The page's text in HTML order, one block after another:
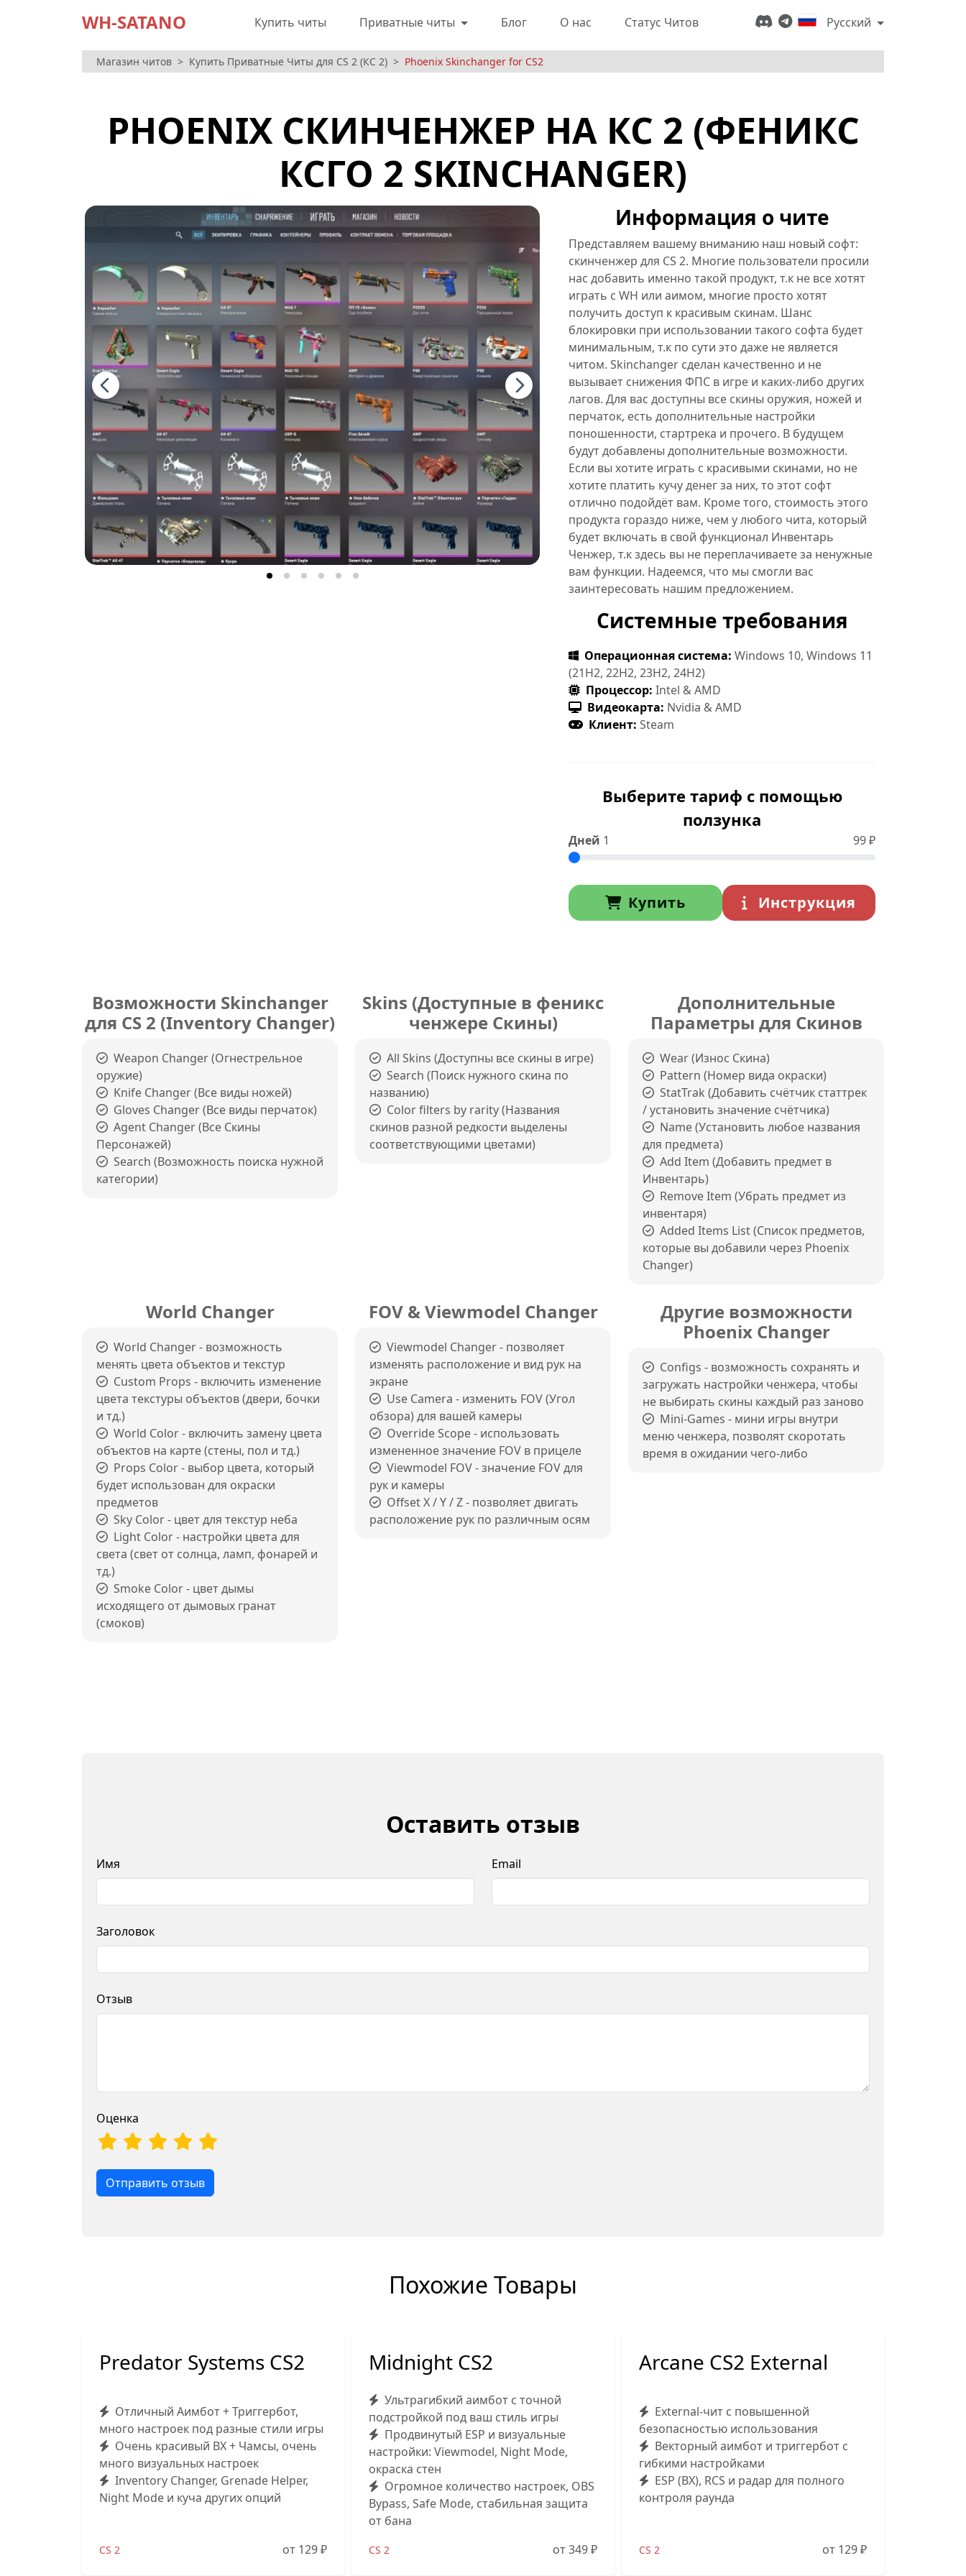
WH-SATANO Купить читы Приватные читы Блог О нас Статус Читов Русский
Магазин читов Купить Приватные Читы для CS 2 (КС 2) Phoenix Skinchanger for CS2
PHOENIX СКИНЧЕНЖЕР НА КС 2 (ФЕНИКС
КСГО 2 SKINCHANGER)
Информация о чите
Представляем вашему вниманию наш новый софт:
скинченжер для CS 2. Многие пользователи просили
нас добавить именно такой продукт, т.к не все хотят
играть с WH или аимом, многие просто хотят
получить доступ к красивым скинам. Шанс
блокировки при использовании такого софта будет
минимальным, т.к по сути это даже не является
читом. Skinchanger сделан качественно и не
вызывает снижения ФПС в игре и каких-либо других
лагов. Для вас доступны все скины оружия, ножей и
перчаток, есть дополнительные настройки
поношенности, стартрека и прочего. В будущем
будут добавлены дополнительные возможности.
Если вы хотите играть с красивыми скинами, но не
хотите платить кучу денег за них, то этот софт
отлично подойдёт вам. Кроме того, стоимость этого
продукта гораздо ниже, чем у любого чита, который
будет включать в свой функционал Инвентарь
Ченжер, т.к здесь вы не переплачиваете за ненужные
вам функции. Надеемся, что мы смогли вас
заинтересовать нашим предложением.
Системные требования
Операционная система: Windows 10, Windows 11
(21H2, 22H2, 23H2, 24H2)
Процессор: Intel & AMD
Видеокарта: Nvidia & AMD
Клиент: Steam
Выберите тариф с помощью
ползунка
Дней 1 99₽
Купить Инструкция
Возможности Skinchanger
для CS 2 (Inventory Changer)
Weapon Changer (Огнестрельное
оружие)
Knife Changer (Все виды ножей)
Gloves Changer (Все виды перчаток)
Agent Changer (Все Скины
Персонажей)
Search (Возможность поиска нужной
категории)
Skins (Доступные в феникс
ченжере Скины)
All Skins (Доступны все скины в игре)
Search (Поиск нужного скина по
названию)
Color filters by rarity (Названия
скинов разной редкости выделены
соответствующими цветами)
Дополнительные
Параметры для Скинов
Wear (Износ Скина)
Pattern (Номер вида окраски)
StatTrak (Добавить счётчик статтрек
/ установить значение счётчика)
Name (Установить любое названия
для предмета)
Add Item (Добавить предмет в
Инвентарь)
Remove Item (Убрать предмет из
инвентаря)
Added Items List (Список предметов,
которые вы добавили через Phoenix
Changer)
World Changer
World Changer - возможность
менять цвета объектов и текстур
Custom Props - включить изменение
цвета текстуры объектов (двери, бочки
и тд.)
World Color - включить замену цвета
объектов на карте (стены, пол и тд.)
Props Color - выбор цвета, который
будет использован для окраски
предметов
Sky Color - цвет для текстур неба
Light Color - настройки цвета для
света (свет от солнца, ламп, фонарей и
тд.)
Smoke Color - цвет дымы
исходящего от дымовых гранат
(смоков)
FOV & Viewmodel Changer
Viewmodel Changer - позволяет
изменять расположение и вид рук на
экране
Use Camera - изменить FOV (Угол
обзора) для вашей камеры
Override Scope - использовать
измененное значение FOV в прицеле
Viewmodel FOV - значение FOV для
рук и камеры
Offset X / Y / Z - позволяет двигать
расположение рук по различным осям
Другие возможности
Phoenix Changer
Configs - возможность сохранять и
загружать настройки ченжера, чтобы
не выбирать скины каждый раз заново
Mini-Games - мини игры внутри
меню ченжера, позволят скоротать
время в ожидании чего-либо
Оставить отзыв
Имя Email
Заголовок
Отзыв
Оценка
Отправить отзыв
Похожие Товары
Predator Systems CS2
Отличный Аимбот + Триггербот,
много настроек под разные стили игры
Очень красивый ВХ + Чамсы, очень
много визуальных настроек
Inventory Changer, Grenade Helper,
Night Mode и куча других опций
CS 2 от 129₽
Midnight CS2
Ультрагибкий аимбот с точной
подстройкой под ваш стиль игры
Продвинутый ESP и визуальные
настройки: Viewmodel, Night Mode,
окраска стен
Огромное количество настроек, OBS
Bypass, Safe Mode, стабильная защита
от бана
CS 2 от 349₽
Arcane CS2 External
External-чит с повышенной
безопасностью использования
Векторный аимбот и триггербот с
гибкими настройками
ESP (ВХ), RCS и радар для полного
контроля раунда
CS 2 от 129₽